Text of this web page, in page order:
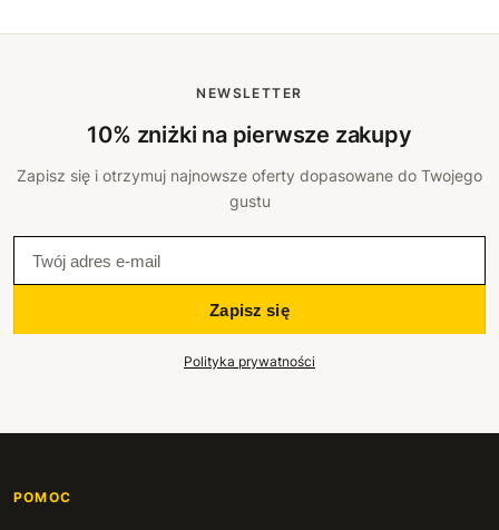
NEWSLETTER
10% zniżki na pierwsze zakupy
Zapisz się i otrzymuj najnowsze oferty dopasowane do Twojego
gustu
Zapisz się
Polityka prywatności
POMOC